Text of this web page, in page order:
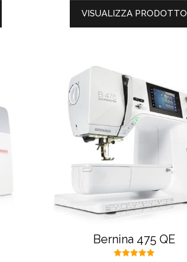
VISUALIZZA PRODOTTO
Bernina 475 QE